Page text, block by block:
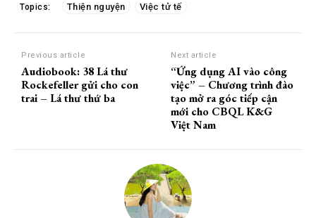
Topics: Thiện nguyện Việc tử tế
Previous article
Audiobook: 38 Lá thư
Rockefeller gửi cho con
trai – Lá thư thứ ba
Next article
“Ứng dụng AI vào công
việc” – Chương trình đào
tạo mở ra góc tiếp cận
mới cho CBQL K&G
Việt Nam